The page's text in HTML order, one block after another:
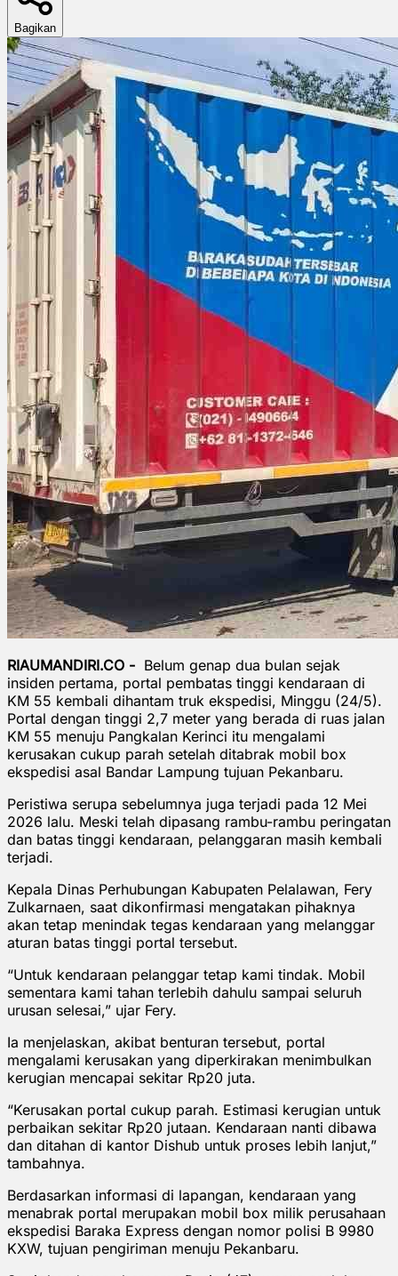
Bagikan
RIAUMANDIRI.CO - Belum genap dua bulan sejak
insiden pertama, portal pembatas tinggi kendaraan di
KM 55 kembali dihantam truk ekspedisi, Minggu (24/5).
Portal dengan tinggi 2,7 meter yang berada di ruas jalan
KM 55 menuju Pangkalan Kerinci itu mengalami
kerusakan cukup parah setelah ditabrak mobil box
ekspedisi asal Bandar Lampung tujuan Pekanbaru.
Peristiwa serupa sebelumnya juga terjadi pada 12 Mei
2026 lalu. Meski telah dipasang rambu-rambu peringatan
dan batas tinggi kendaraan, pelanggaran masih kembali
terjadi.
Kepala Dinas Perhubungan Kabupaten Pelalawan, Fery
Zulkarnaen, saat dikonfirmasi mengatakan pihaknya
akan tetap menindak tegas kendaraan yang melanggar
aturan batas tinggi portal tersebut.
“Untuk kendaraan pelanggar tetap kami tindak. Mobil
sementara kami tahan terlebih dahulu sampai seluruh
urusan selesai,” ujar Fery.
Ia menjelaskan, akibat benturan tersebut, portal
mengalami kerusakan yang diperkirakan menimbulkan
kerugian mencapai sekitar Rp20 juta.
“Kerusakan portal cukup parah. Estimasi kerugian untuk
perbaikan sekitar Rp20 jutaan. Kendaraan nanti dibawa
dan ditahan di kantor Dishub untuk proses lebih lanjut,”
tambahnya.
Berdasarkan informasi di lapangan, kendaraan yang
menabrak portal merupakan mobil box milik perusahaan
ekspedisi Baraka Express dengan nomor polisi B 9980
KXW, tujuan pengiriman menuju Pekanbaru.